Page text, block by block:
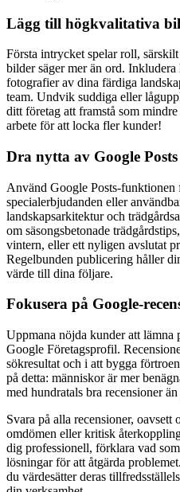
Lägg till högkvalitativa
Första intrycket spelar roll,
bilder säger mer än ord.
fotografier av dina färdiga
team. Undvik suddiga eller
ditt företag att framstå som
arbete för att locka fler kunder!
Dra nytta av Google Posts
Använd Google Posts-funktionen
specialerbjudanden eller
landskapsarkitektur och
om säsongsbetonade
vintern, eller ett nyligen avslutat
Regelbunden publicering håller
värde till dina följare.
Fokusera på Google-
Uppmana nöjda kunder att lämna
Google Företagsprofil.
sökresultat och i att bygga
på detta: människor är mer
med hundratals bra recensioner
Svara på alla recensioner, oavsett
omdömen eller kritisk
dig professionell, förklara vad
lösningar för att åtgärda
du värdesätter deras